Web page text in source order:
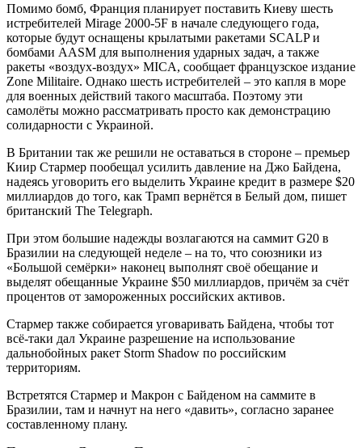
Помимо бомб, Франция планирует поставить Киеву шесть
истребителей Mirage 2000-5F в начале следующего года,
которые будут оснащены крылатыми ракетами SCALP и
бомбами AASM для выполнения ударных задач, а также
ракеты «воздух-воздух» MICA, сообщает французское издание
Zone Militaire. Однако шесть истребителей – это капля в море
для военных действий такого масштаба. Поэтому эти
самолёты можно рассматривать просто как демонстрацию
солидарности с Украиной.
В Британии так же решили не оставаться в стороне – премьер
Киир Стармер пообещал усилить давление на Джо Байдена,
надеясь уговорить его выделить Украине кредит в размере $20
миллиардов до того, как Трамп вернётся в Белый дом, пишет
британский The Telegraph.
При этом большие надежды возлагаются на саммит G20 в
Бразилии на следующей неделе – на то, что союзники из
«Большой семёрки» наконец выполнят своё обещание и
выделят обещанные Украине $50 миллиардов, причём за счёт
процентов от замороженных российских активов.
Стармер также собирается уговаривать Байдена, чтобы тот
всё-таки дал Украине разрешение на использование
дальнобойных ракет Storm Shadow по российским
территориям.
Встретятся Стармер и Макрон с Байденом на саммите в
Бразилии, там и начнут на него «давить», согласно заранее
составленному плану.